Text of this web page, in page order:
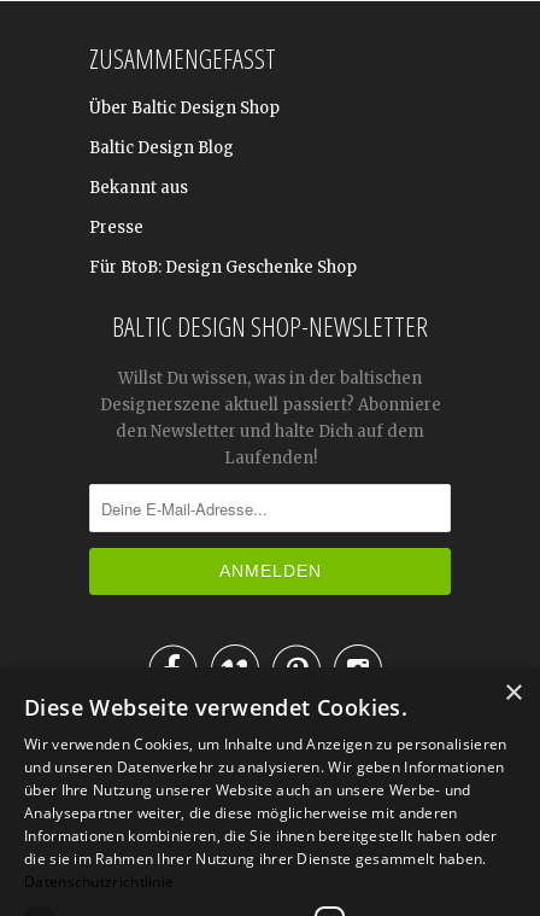
ZUSAMMENGEFASST
Über Baltic Design Shop
Baltic Design Blog
Bekannt aus
Presse
Für BtoB: Design Geschenke Shop
BALTIC DESIGN SHOP-NEWSLETTER
Willst Du wissen, was in der baltischen
Designerszene aktuell passiert? Abonniere
den Newsletter und halte Dich auf dem
Laufenden!

IM KATALOG BLÄTTERN
×
Diese Webseite verwendet Cookies.
Wir verwenden Cookies, um Inhalte und Anzeigen zu personalisieren
und unseren Datenverkehr zu analysieren. Wir geben Informationen
über Ihre Nutzung unserer Website auch an unsere Werbe- und
Analysepartner weiter, die diese möglicherweise mit anderen
Informationen kombinieren, die Sie ihnen bereitgestellt haben oder
die sie im Rahmen Ihrer Nutzung ihrer Dienste gesammelt haben.
Datenschutzrichtlinie